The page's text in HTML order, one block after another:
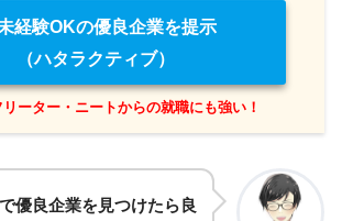
経験OKの優良企業を提示
（ハタラクティブ）
リーター・ニートからの就職にも強い！
優良企業を見つけたら良